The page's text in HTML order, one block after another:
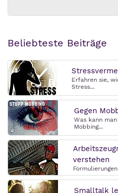
Beliebteste Beiträge
Erfahren sie,
Stress...
Gegen
Was kann
Mobbing...
verstehen
Smalltalk